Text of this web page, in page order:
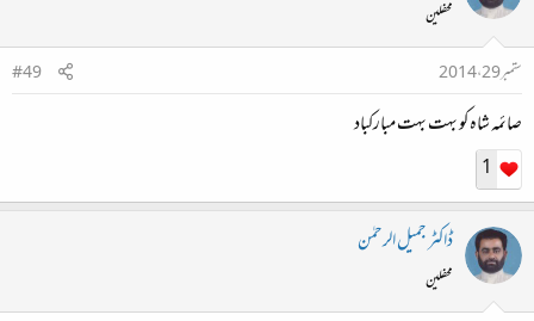
محفلین
ستمبر 29، 2014
#49
صائمہ شاہ کو بہت بہت مبارکباد
1
ڈاکٹر جمیل الرحمٰن
محفلین